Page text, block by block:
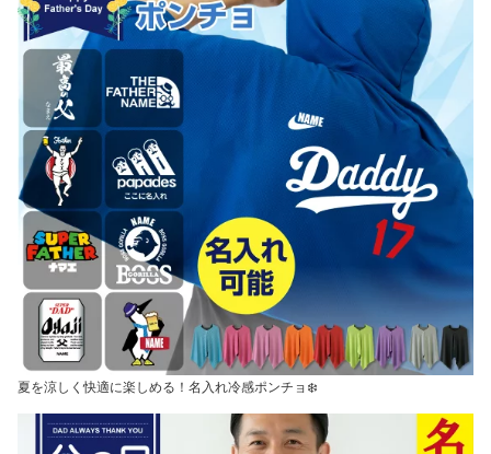
夏を涼しく快適に楽しめる！名入れ冷感ポンチョ❄️